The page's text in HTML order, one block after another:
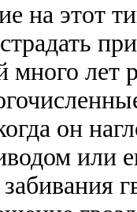
на этот
много лет
он
или